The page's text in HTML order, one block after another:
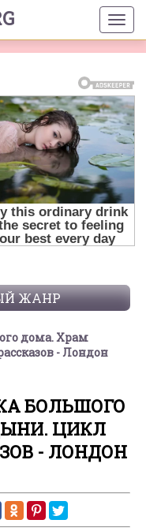
ЖАНР
дома. Храм
- Лондон
БОЛЬШОГО
ЦИКЛ
- ЛОНДОН